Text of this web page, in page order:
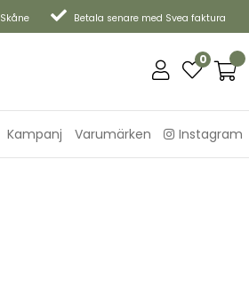
Betala senare med Svea faktura
0
Kampanj Varumärken Instagram